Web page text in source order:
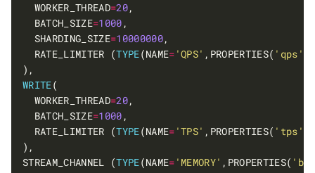
  WORKER_THREAD
=20
  BATCH_SIZE
=1000
  SHARDING_SIZE
=10000000
  RATE_LIMITER (
TYPE(NAME= 'QPS' ,PROPERTIES( 'qps'
WRITE
  WORKER_THREAD
=20
  BATCH_SIZE
=1000
  RATE_LIMITER (
TYPE(NAME= 'TPS' ,PROPERTIES( 'tps'
STREAM_CHANNEL (TYPE(NAME= 'MEMORY' ,PROPERTIES(